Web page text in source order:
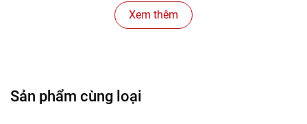
Jenny về sắn màu 06 vs 12, nhìn bề ngoài thì tưởng giống
Xem thêm
Sản phẩm cùng loại